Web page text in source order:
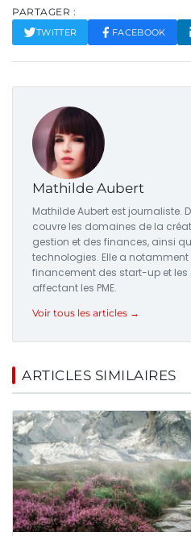
PARTAGER :
TWITTER FACEBOOK
Mathilde Aubert
Mathilde Aubert est journaliste.
couvre les domaines de la
gestion et des finances, ainsi
technologies. Elle a
financement des start-up et les
affectant les PME.
Voir tous les articles →
ARTICLES SIMILAIRES